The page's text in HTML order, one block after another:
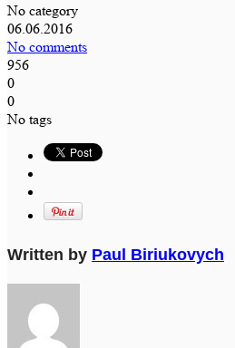
No category
06.06.2016
No comments
956
0
0
No tags
Written by Paul Biriukovych